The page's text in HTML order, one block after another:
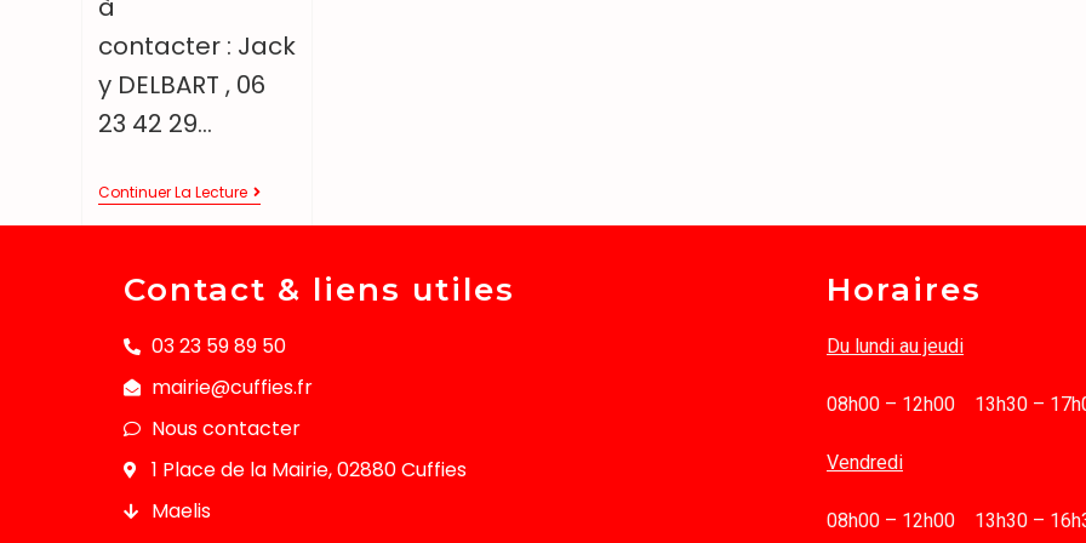
à
contacter : Jack
y DELBART , 06
23 42 29…
Continuer La Lecture
Contact & liens utiles
03 23 59 89 50
mairie@cuffies.fr
Nous contacter
1 Place de la Mairie, 02880 Cuffies
Maelis
Horaires
Du lundi au jeudi
08h00 – 12h00 13h30 –
Vendredi
08h00 – 12h00 13h30 –